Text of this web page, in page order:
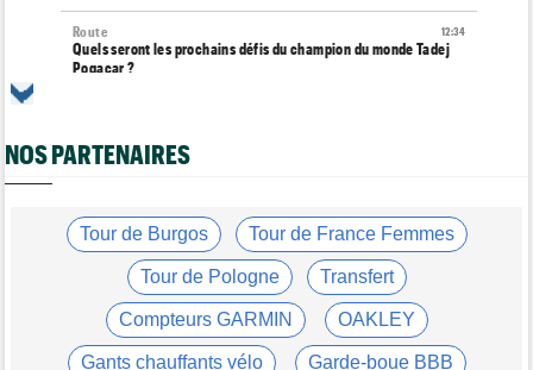
12:34
Route
Quels seront les prochains défis du champion du monde Tadej
Pogacar ?
Route
11:29
Route
Gesink : "Quand j'ai intégré le peloton, le dopage était monnaie
courante"
Tour de France Femmes
Le Court-Pienaar : "J’étais à la limite de mes forces..."
10:56
NOS PARTENAIRES
Tour de Burgos Tour de France Femmes
Tour de Pologne Transfert
Compteurs GARMIN OAKLEY
Gants chauffants vélo Garde-boue BBB